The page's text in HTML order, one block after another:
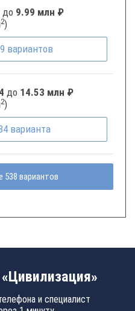
до 9.99 млн ₽
2)
вариантов
до 14.53 млн ₽
2)
варианта
538 вариантов
и специалист